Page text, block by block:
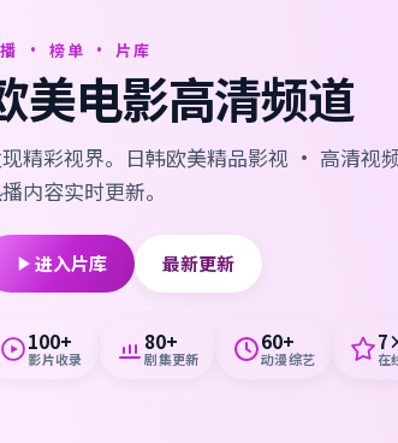
· 榜单 · 片库
美电影高清频道
精彩视界。日韩欧美精品影视 · 高清视
内容实时更新。
进入片库 最新更新
100+
影片收录
80+
剧集更新
60+
动漫综艺 在